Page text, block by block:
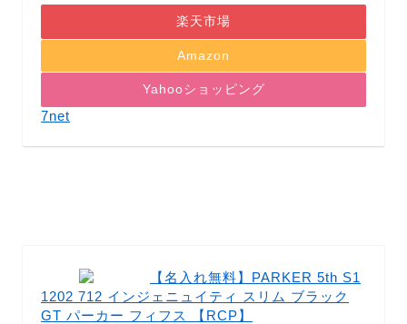
楽天市場
Amazon
Yahooショッピング
7net
【名入れ無料】PARKER 5th S1
1202 712 インジェニュイティ スリム ブラック
GT パーカー フィフス 【RCP】